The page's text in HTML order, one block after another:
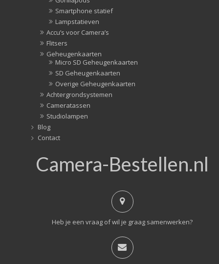
Smartphone statief
Lampstatieven
Accu’s voor Camera’s
Flitsers
Geheugenkaarten
Micro SD Geheugenkaarten
SD Geheugenkaarten
Overige Geheugenkaarten
Achtergrondsystemen
Cameratassen
Studiolampen
Blog
Contact
Camera-Bestellen.nl
Heb je een vraag of wil je graag samenwerken?